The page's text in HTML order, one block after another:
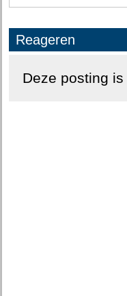
Reageren
Deze posting is